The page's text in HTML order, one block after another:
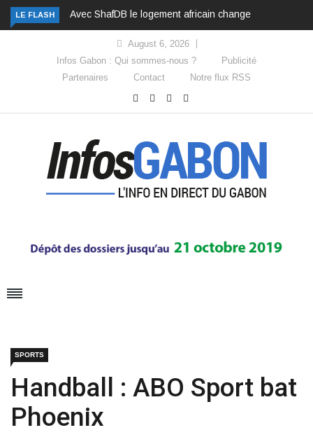
LE FLASH Avec ShafDB le logement africain change d’échelle
August 6, 2026
Infos Gabon : Qui sommes-nous ?
Publicité
Partenaires
Contact Notre flux RSS
SPORTS
Handball : ABO Sport bat
Phoenix